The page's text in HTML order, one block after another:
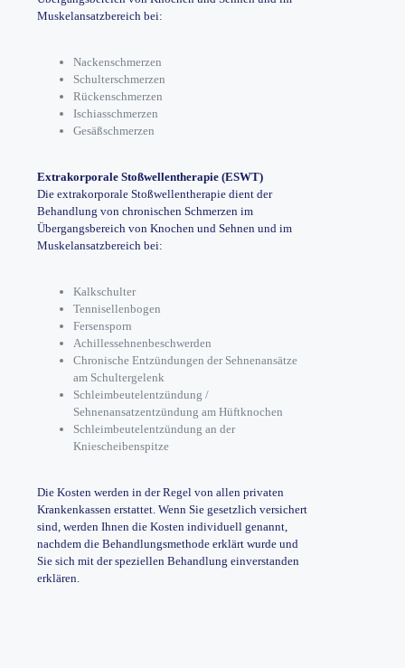
Muskelansatzbereich bei:
Nackenschmerzen
Schulterschmerzen
Rückenschmerzen
Ischiasschmerzen
Gesäßschmerzen
Extrakorporale Stoßwellentherapie (ESWT)
Die extrakorporale Stoßwellentherapie dient der
Behandlung von chronischen Schmerzen im
Übergangsbereich von Knochen und Sehnen und im
Muskelansatzbereich bei:
Kalkschulter
Tennisellenbogen
Fersensporn
Achillessehnenbeschwerden
Chronische Entzündungen der Sehnenansätze
am Schultergelenk
Schleimbeutelentzündung /
Sehnenansatzentzündung am Hüftknochen
Schleimbeutelentzündung an der
Kniescheibenspitze
Die Kosten werden in der Regel von allen privaten
Krankenkassen erstattet. Wenn Sie gesetzlich versichert
sind, werden Ihnen die Kosten individuell genannt,
nachdem die Behandlungsmethode erklärt wurde und
Sie sich mit der speziellen Behandlung einverstanden
erklären.